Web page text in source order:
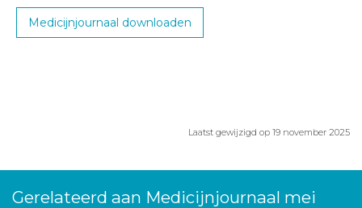
Medicijnjournaal downloaden
Laatst gewijzigd op 19 november 2025
Gerelateerd aan Medicijnjournaal mei